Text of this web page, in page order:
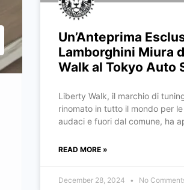
Un’Anteprima
Lamborghini Miura
Walk al Tokyo Auto
Liberty Walk, il marchio di
rinomato in tutto il mondo per
audaci e fuori dal comune, ha
READ MORE »
December 28, 2024 No